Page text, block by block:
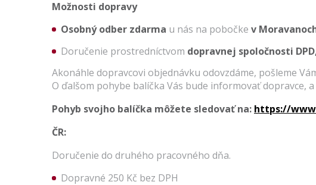
Možnosti dopravy
Osobný odber zdarma u nás na pobočke v
Doručenie prostredníctvom dopravnej spoločnosti
Akonáhle dopravcovi objednávku odovzdáme, pošleme
O ďalšom pohybe balíčka Vás bude informovať dopravce,
Pohyb svojho balíčka môžete sledovať na: https://
ČR:
Doručenie do druhého pracovného dňa.
Dopravné 250 Kč bez DPH